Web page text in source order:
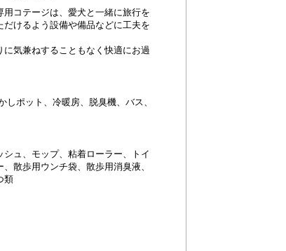
コテージは、愛犬と一緒に旅行を
けるよう設備や備品などに工夫を
気兼ねすることもなく快適にお過
ポット、冷暖房、脱臭機、バス、
ュ、モップ、粘着ローラー、トイ
散歩用ウンチ袋、散歩用消臭液、
類